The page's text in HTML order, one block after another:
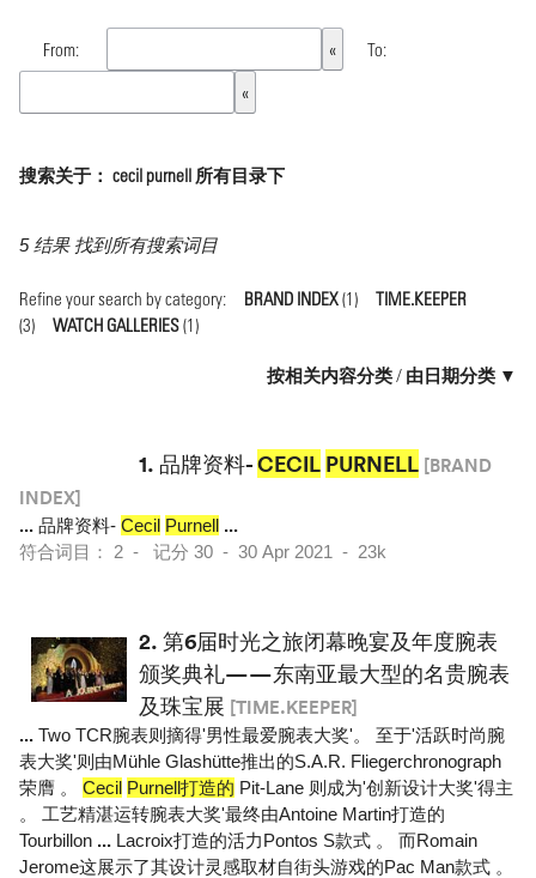
From: To:
搜索关于： cecil purnell 所有目录下
5 结果 找到所有搜索词目
Refine your search by category: BRAND INDEX(1)
TIME.KEEPER
(3)
WATCH GALLERIES(1)
按相关内容分类/ 由日期分类 ▼
1. 品牌资料-CECIL PURNELL [BRAND
INDEX]
... 品牌资料- Cecil Purnell ...
符合词目： 2 - 记分 30 - 30 Apr 2021 - 23k
2. 第6届时光之旅闭幕晚宴及年度腕表
颁奖典礼——东南亚最大型的名贵腕表
及珠宝展 [TIME.KEEPER]
... Two TCR腕表则摘得'男性最爱腕表大奖'。 至于'活跃时尚腕
表大奖'则由Mühle Glashütte推出的S.A.R. Fliegerchronograph
荣膺 。 Cecil Purnell打造的 Pit-Lane 则成为'创新设计大奖'得主
。 工艺精湛运转腕表大奖'最终由Antoine Martin打造的
Tourbillon ... Lacroix打造的活力Pontos S款式 。 而Romain
Jerome这展示了其设计灵感取材自街头游戏的Pac Man款式 。